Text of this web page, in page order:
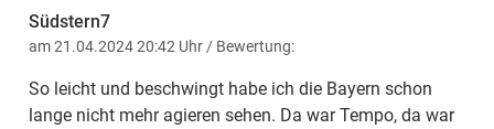
Südstern7
am 21.04.2024 20:42 Uhr / Bewertung:
So leicht und beschwingt habe ich die Bayern schon
lange nicht mehr agieren sehen. Da war Tempo, da war